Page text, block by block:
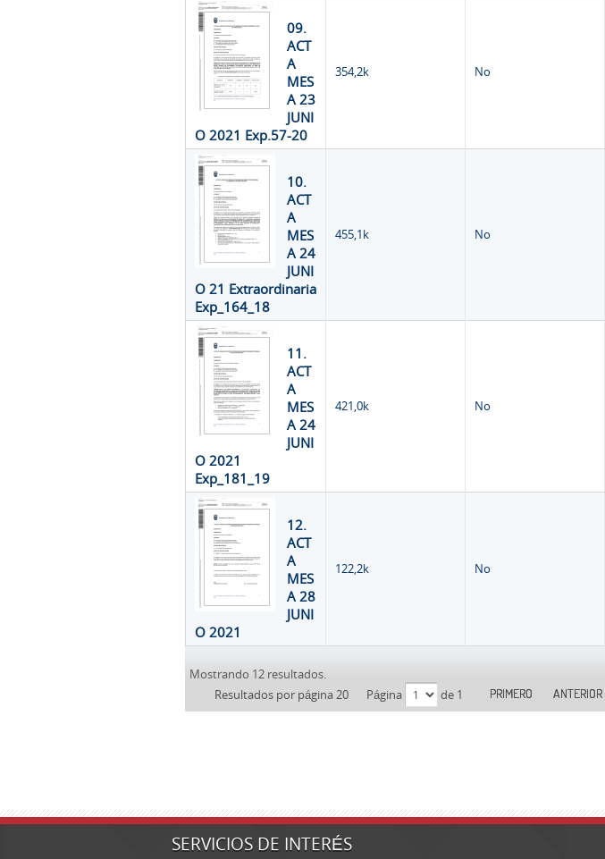
09.
ACT
A
MES
A 23
JUNI
O 2021 Exp.57-20
354,2k No
10.
ACT
A
MES
A 24
JUNI
O 21 Extraordinaria
Exp_164_18
455,1k No
11.
ACT
A
MES
A 24
JUNI
O 2021
Exp_181_19
421,0k No
12.
ACT
A
MES
A 28
JUNI
O 2021
122,2k No
Mostrando 12 resultados.
Resultados por página 20
Página de 1 PRIMERO ANTERIOR
SERVICIOS DE INTERÉS